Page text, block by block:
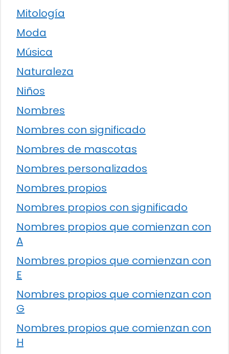
Mitología
Moda
Música
Naturaleza
Niños
Nombres
Nombres con significado
Nombres de mascotas
Nombres personalizados
Nombres propios
Nombres propios con significado
Nombres propios que comienzan con
A
Nombres propios que comienzan con
E
Nombres propios que comienzan con
G
Nombres propios que comienzan con
H